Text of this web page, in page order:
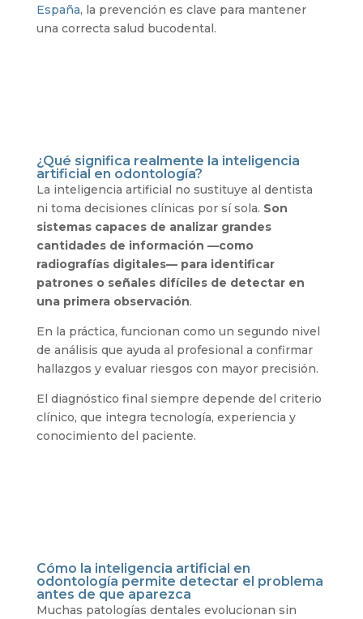
España, la prevención es clave para mantener
una correcta salud bucodental.
¿Qué significa realmente la inteligencia
artificial en odontología?
La inteligencia artificial no sustituye al dentista
ni toma decisiones clínicas por sí sola. Son
sistemas capaces de analizar grandes
cantidades de información —como
radiografías digitales— para identificar
patrones o señales difíciles de detectar en
una primera observación.
En la práctica, funcionan como un segundo nivel
de análisis que ayuda al profesional a confirmar
hallazgos y evaluar riesgos con mayor precisión.
El diagnóstico final siempre depende del criterio
clínico, que integra tecnología, experiencia y
conocimiento del paciente.
Cómo la inteligencia artificial en
odontología permite detectar el problema
antes de que aparezca
Muchas patologías dentales evolucionan sin